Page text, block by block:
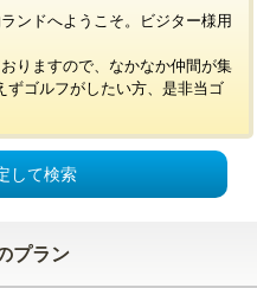
ンドへようこそ。ビジター様用
りますので、なかなか仲間が集
ずゴルフがしたい方、是非当ゴ
して検索
プラン